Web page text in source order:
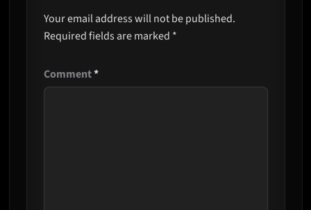
Your email address will not be published.
Required fields are marked *
Comment*